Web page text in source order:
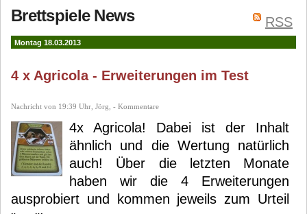
RSS
Brettspiele News
Montag 18.03.2013
4 x Agricola - Erweiterungen im Test
Nachricht von 19:39 Uhr, Jörg, - Kommentare
4x Agricola! Dabei ist der Inhalt
ähnlich und die Wertung natürlich
auch! Über die letzten Monate
haben wir die 4 Erweiterungen
ausprobiert und kommen jeweils zum Urteil